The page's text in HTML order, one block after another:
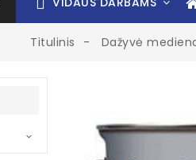
Titulinis Dažyvė
